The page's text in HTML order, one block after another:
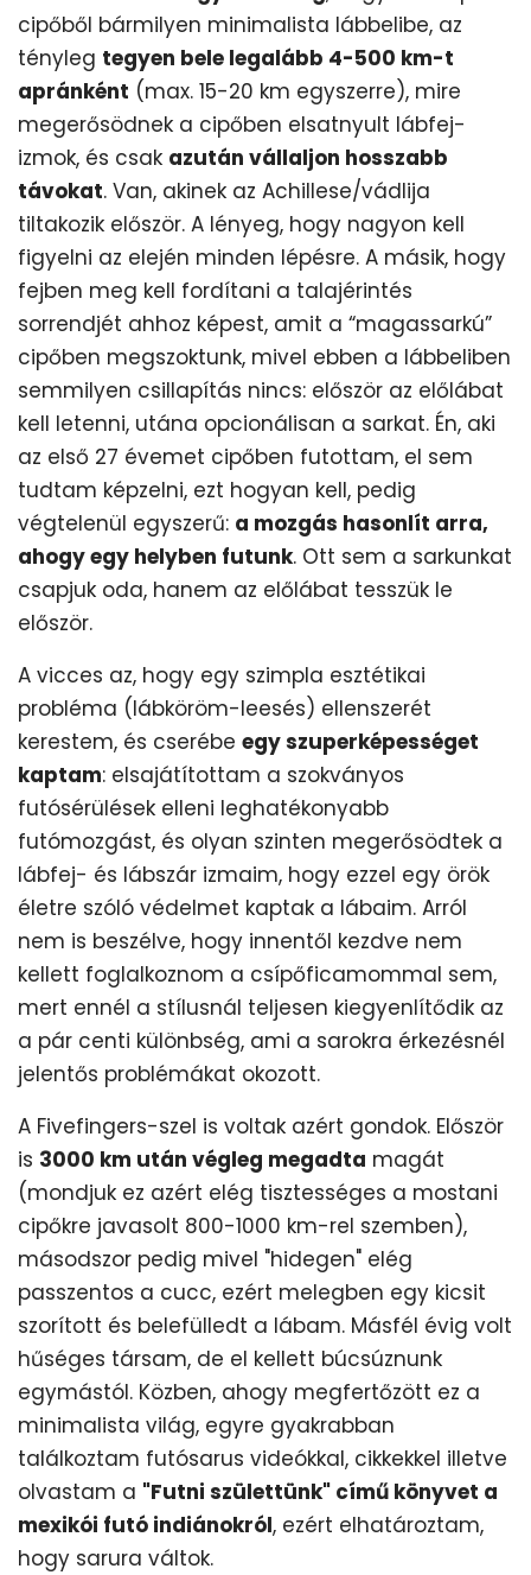
cipőből bármilyen minimalista lábbelibe, az
tényleg tegyen bele legalább 4-500 km-t
apránként (max. 15-20 km egyszerre), mire
megerősödnek a cipőben elsatnyult lábfej-
izmok, és csak azután vállaljon hosszabb
távokat. Van, akinek az Achillese/vádlija
tiltakozik először. A lényeg, hogy nagyon kell
figyelni az elején minden lépésre. A másik, hogy
fejben meg kell fordítani a talajérintés
sorrendjét ahhoz képest, amit a “magassarkú”
cipőben megszoktunk, mivel ebben a lábbeliben
semmilyen csillapítás nincs: először az előlábat
kell letenni, utána opcionálisan a sarkat. Én, aki
az első 27 évemet cipőben futottam, el sem
tudtam képzelni, ezt hogyan kell, pedig
végtelenül egyszerű: a mozgás hasonlít arra,
ahogy egy helyben futunk. Ott sem a sarkunkat
csapjuk oda, hanem az előlábat tesszük le
először.
A vicces az, hogy egy szimpla esztétikai
probléma (lábköröm-leesés) ellenszerét
kerestem, és cserébe egy szuperképességet
kaptam: elsajátítottam a szokványos
futósérülések elleni leghatékonyabb
futómozgást, és olyan szinten megerősödtek a
lábfej- és lábszár izmaim, hogy ezzel egy örök
életre szóló védelmet kaptak a lábaim. Arról
nem is beszélve, hogy innentől kezdve nem
kellett foglalkoznom a csípőficamommal sem,
mert ennél a stílusnál teljesen kiegyenlítődik az
a pár centi különbség, ami a sarokra érkezésnél
jelentős problémákat okozott.
A Fivefingers-szel is voltak azért gondok. Először
is 3000 km után végleg megadta magát
(mondjuk ez azért elég tisztességes a mostani
cipőkre javasolt 800-1000 km-rel szemben),
másodszor pedig mivel "hidegen" elég
passzentos a cucc, ezért melegben egy kicsit
szorított és belefülledt a lábam. Másfél évig volt
hűséges társam, de el kellett búcsúznunk
egymástól. Közben, ahogy megfertőzött ez a
minimalista világ, egyre gyakrabban
találkoztam futósarus videókkal, cikkekkel illetve
olvastam a "Futni születtünk" című könyvet a
mexikói futó indiánokról, ezért elhatároztam,
hogy sarura váltok.